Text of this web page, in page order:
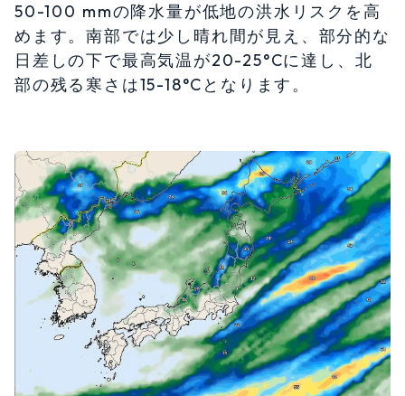
50-100 mmの降水量が低地の洪水リスクを高
めます。南部では少し晴れ間が見え、部分的な
日差しの下で最高気温が20-25°Cに達し、北
部の残る寒さは15-18°Cとなります。